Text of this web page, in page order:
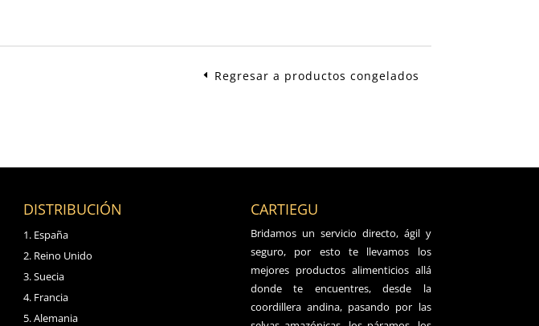
Regresar a productos congelados
DISTRIBUCIÓN
España
Reino Unido
Suecia
Francia
Alemania
CARTIEGU
Bridamos un servicio directo, ágil y
seguro, por esto te llevamos los
mejores productos alimenticios allá
donde te encuentres, desde la
coordillera andina, pasando por las